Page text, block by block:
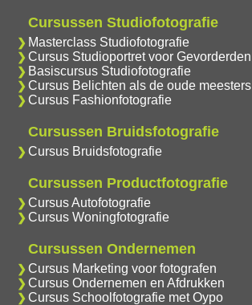
Cursussen Studiofotografie
Masterclass Studiofotografie
Cursus Studioportret voor Gevorderden
Basiscursus Studiofotografie
Cursus Belichten als de oude meesters
Cursus Fashionfotografie
Cursussen Bruidsfotografie
Cursus Bruidsfotografie
Cursussen Productfotografie
Cursus Autofotografie
Cursus Woningfotografie
Cursussen Ondernemen
Cursus Marketing voor fotografen
Cursus Ondernemen en Afdrukken
Cursus Schoolfotografie met Oypo